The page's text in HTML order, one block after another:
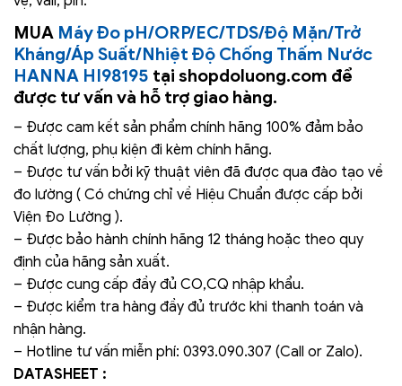
MUA Máy Đo pH/ORP/EC/TDS/Độ Mặn/Trở
Kháng/Áp Suất/Nhiệt Độ Chống Thấm Nước
HANNA HI98195 tại shopdoluong.com để
được tư vấn và hỗ trợ giao hàng.
– Được cam kết sản phẩm chính hãng 100% đảm bảo
chất lượng, phụ kiện đi kèm chính hãng.
– Được tư vấn bởi kỹ thuật viên đã được qua đào tạo về
đo lường ( Có chứng chỉ về Hiệu Chuẩn được cấp bởi
Viện Đo Lường ).
– Được bảo hành chính hãng 12 tháng hoặc theo quy
định của hãng sản xuất.
– Được cung cấp đầy đủ CO,CQ nhập khẩu.
– Được kiểm tra hàng đầy đủ trước khi thanh toán và
nhận hàng.
– Hotline tư vấn miễn phí: 0393.090.307 (Call or Zalo).
DATASHEET :